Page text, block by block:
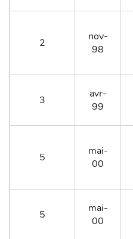
2
nov-
98
3
avr-
99
5
mai-
00
5
mai-
00